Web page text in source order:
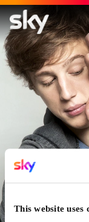
This website uses
Mama